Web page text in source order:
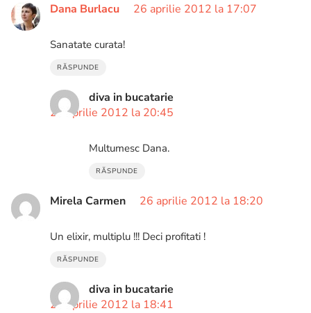
Dana Burlacu 26 aprilie 2012 la 17:07
Sanatate curata!
RĂSPUNDE
diva in bucatarie
28 aprilie 2012 la 20:45
Multumesc Dana.
RĂSPUNDE
Mirela Carmen 26 aprilie 2012 la 18:20
Un elixir, multiplu !!! Deci profitati !
RĂSPUNDE
diva in bucatarie
26 aprilie 2012 la 18:41